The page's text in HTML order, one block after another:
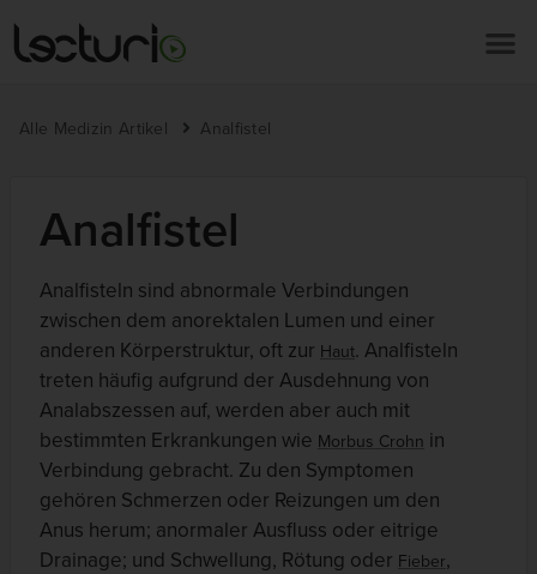
Alle Medizin Artikel Analfistel
Analfistel
Analfisteln sind abnormale Verbindungen
zwischen dem anorektalen Lumen und einer
anderen Körperstruktur, oft zur Haut. Analfisteln
treten häufig aufgrund der Ausdehnung von
Analabszessen auf, werden aber auch mit
bestimmten Erkrankungen wie Morbus Crohn in
Verbindung gebracht. Zu den Symptomen
gehören Schmerzen oder Reizungen um den
Anus herum; anormaler Ausfluss oder eitrige
Drainage; und Schwellung, Rötung oder Fieber,